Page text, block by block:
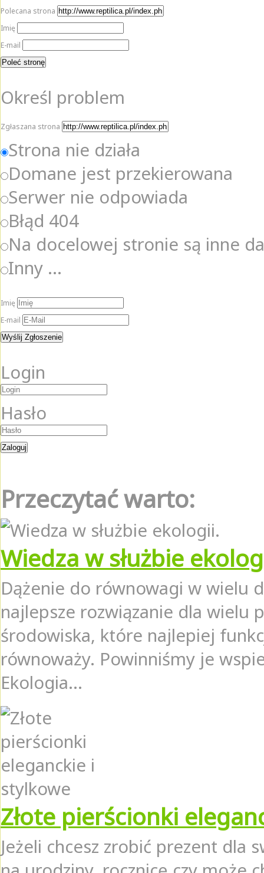
Polecana strona
Imię
E-mail
Określ problem
Zgłaszana strona
Strona nie działa
Domane jest przekierowana
Serwer nie odpowiada
Błąd 404
Na docelowej stronie są inne
Inny ...
Imię
E-mail
Login
Hasło
Przeczytać warto:
Wiedza w służbie
Dążenie do równowagi w wielu
najlepsze rozwiązanie dla wielu
środowiska, które najlepiej
równoważy. Powinniśmy je
Ekologia...
Złote pierścionki
Jeżeli chcesz zrobić prezent dla